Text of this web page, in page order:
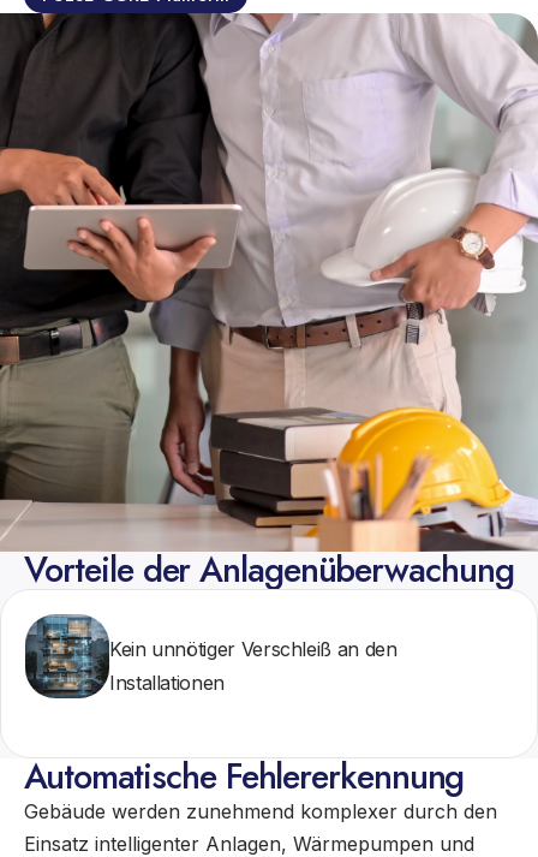
Vorteile der Anlagenüberwachung
Kein unnötiger Verschleiß an den
Installationen
Automatische Fehlererkennung
Gebäude werden zunehmend komplexer durch den
Einsatz intelligenter Anlagen, Wärmepumpen und